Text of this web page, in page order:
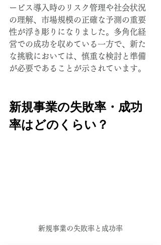
ービス導入時のリスク管理や社会状況
の理解、市場規模の正確な予測の重要
性が浮き彫りになりました。多角化経
営での成功を収めている一方で、新た
な挑戦においては、慎重な検討と準備
が必要であることが示されています。
新規事業の失敗率・成功
率はどのくらい？
新規事業の失敗率と成功率